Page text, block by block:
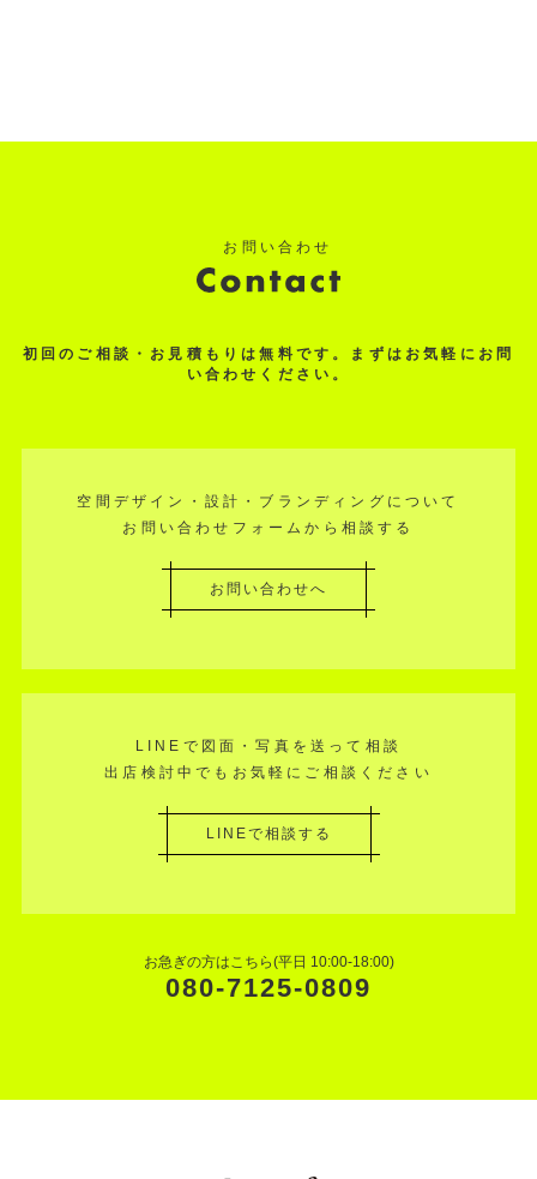
初回のご相談・お見積もりは無料です。まずはお気軽にお問
い合わせください。
空間デザイン・設計・ブランディングについて
お問い合わせフォームから相談する
お問い合わせへ
LINEで図面・写真を送って相談
出店検討中でもお気軽にご相談ください
LINEで相談する
お急ぎの方はこちら(平日 10:00-18:00)
080-7125-0809